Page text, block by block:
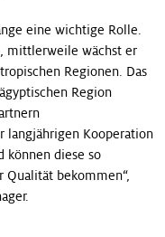
eine wichtige Rolle.
mittlerweile wächst er
Regionen. Das
Region
langjährigen Kooperation
können diese so
bekommen“,